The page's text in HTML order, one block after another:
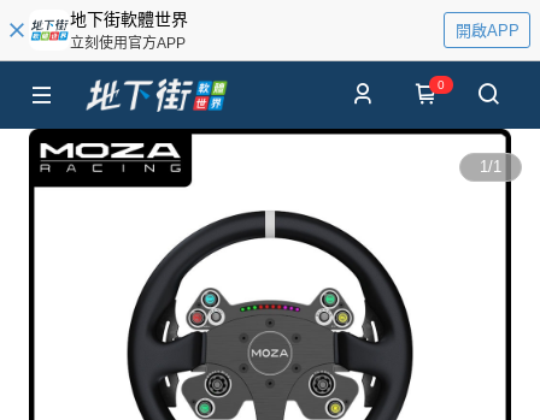
地下街軟體世界
立刻使用官方APP
開啟APP
0
1/1